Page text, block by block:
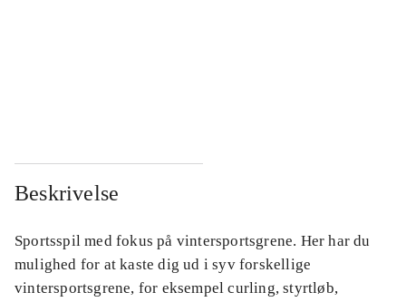
Beskrivelse
Sportsspil med fokus på vintersportsgrene. Her har du
mulighed for at kaste dig ud i syv forskellige
vintersportsgrene, for eksempel curling, styrtløb,